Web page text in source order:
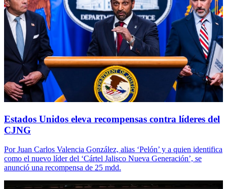
Estados Unidos eleva recompensas contra líderes del
CJNG
Por Juan Carlos Valencia González, alias ‘Pelón’ y a quien identifica
como el nuevo líder del ‘Cártel Jalisco Nueva Generación’, se
anunció una recompensa de 25 mdd.